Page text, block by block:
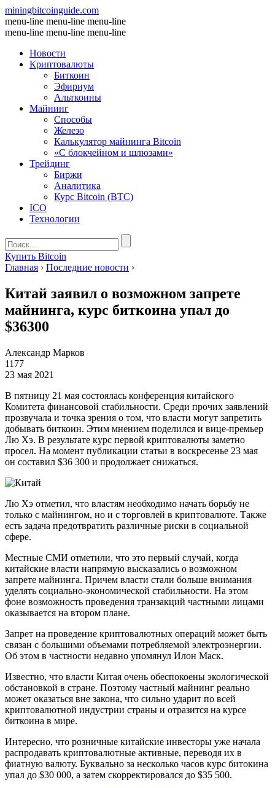
miningbitcoinguide.com
menu-line menu-line menu-line
menu-line menu-line menu-line
Новости
Криптовалюты
Биткоин
Эфириум
Альткоины
Майнинг
Способы
Железо
Калькулятор майнинга Bitcoin
«С блокчейном и шлюзами»
Трейдинг
Биржи
Аналитика
Курс Bitcoin (BTC)
ICO
Технологии
Купить Bitcoin
Главная › Последние новости ›
Китай заявил о возможном запрете
майнинга, курс биткоина упал до
$36300
Александр Марков
1177
23 мая 2021
В пятницу 21 мая состоялась конференция китайского
Комитета финансовой стабильности. Среди прочих заявлений
прозвучала и точка зрения о том, что власти могут запретить
добывать биткоин. Этим мнением поделился и вице-премьер
Лю Хэ. В результате курс первой криптовалюты заметно
просел. На момент публикации статьи в воскресенье 23 мая
он составил $36 300 и продолжает снижаться.
Лю Хэ отметил, что властям необходимо начать борьбу не
только с майнингом, но и с торговлей в криптовалюте. Также
есть задача предотвратить различные риски в социальной
сфере.
Местные СМИ отметили, что это первый случай, когда
китайские власти напрямую высказались о возможном
запрете майнинга. Причем власти стали больше внимания
уделять социально-экономической стабильности. На этом
фоне возможность проведения транзакций частными лицами
оказывается на втором плане.
Запрет на проведение криптовалютных операций может быть
связан с большими объемами потребляемой электроэнергии.
Об этом в частности недавно упомянул Илон Маск.
Известно, что власти Китая очень обеспокоены экологической
обстановкой в стране. Поэтому частный майнинг реально
может оказаться вне закона, что сильно ударит по всей
криптовалютной индустрии страны и отразится на курсе
биткоина в мире.
Интересно, что розничные китайские инвесторы уже начала
распродавать криптовалютные активные, переводя их в
фиатную валюту. Буквально за несколько часов курс битокина
упал до $30 000, а затем скорректировался до $35 500.